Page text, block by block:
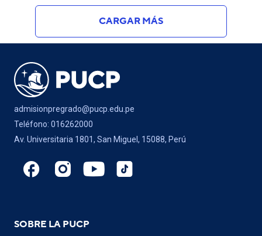
CARGAR MÁS
admisionpregrado@pucp.edu.pe
Teléfono: 016262000
Av. Universitaria 1801, San Miguel, 15088, Perú
SOBRE LA PUCP